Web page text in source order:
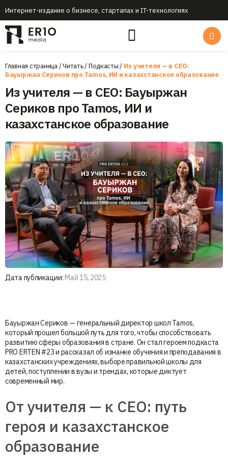
Интернет-издание о бизнесе, стартапах и IT-технологиях
Главная страница/Читать/Подкастыㅤ/ Из учителя — в CEO:
Бауыржан Сериков про Tamos, ИИ и казахстанское образование
Из учителя — в CEO: Бауыржан
Сериков про Tamos, ИИ и
казахстанское образование
Дата публикации: Май 15, 2025
Бауыржан Сериков — генеральный директор школ Tamos,
который прошел большой путь для того, чтобы способствовать
развитию сферы образования в стране. Он стал героем подкаста
PRO ERTEN #23 и рассказал об изнанке обучения и преподавания в
казахстанских учреждениях, выборе правильной школы для
детей, поступлении в вузы и трендах, которые диктует
современный мир.
От учителя — к CEO: путь
героя и казахстанское
образование